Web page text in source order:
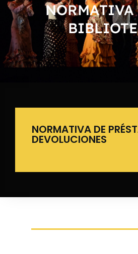
NORMATIVA
NORMATIVA DE
DEVOLUCIONES